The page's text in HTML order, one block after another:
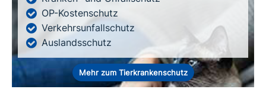
OP-Kostenschutz
Verkehrsunfallschutz
Auslandsschutz
Mehr zum Tierkrankenschutz